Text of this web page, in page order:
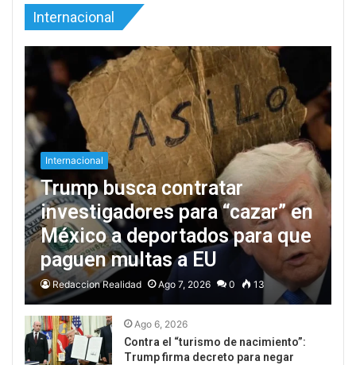
Internacional
Internacional
Trump busca contratar
investigadores para “cazar” en
México a deportados para que
paguen multas a EU
Redaccion Realidad Ago 7, 2026 0 13
Ago 6, 2026
Contra el “turismo de nacimiento”:
Trump firma decreto para negar